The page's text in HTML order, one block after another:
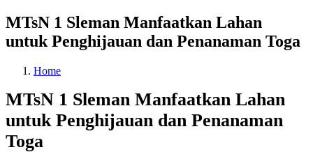
MTsN 1 Sleman Manfaatkan Lahan
untuk Penghijauan dan Penanaman Toga
Home
MTsN 1 Sleman Manfaatkan Lahan
untuk Penghijauan dan Penanaman
Toga